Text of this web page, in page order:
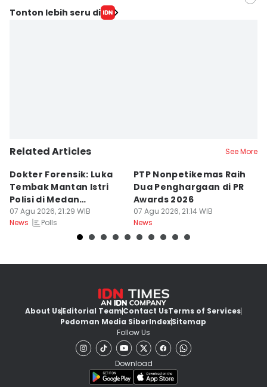
Editor
Tonton lebih seru di
Related Articles See More
Dokter Forensik: Luka
Tembak Mantan Istri
Polisi di Medan
Berkarakter Tempel
07 Agu 2026, 21:29 WIB
News
Polls
PTP Nonpetikemas Raih
Dua Penghargaan di PR
Awards 2026
07 Agu 2026, 21:14 WIB
News
About UsEditorial TeamContact UsTerms of Services
Pedoman Media SiberIndexSitemap
Follow Us
Download